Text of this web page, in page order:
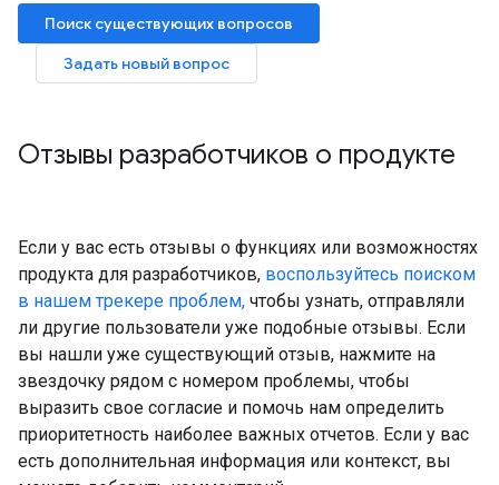
Поиск существующих вопросов
Задать новый вопрос
Отзывы разработчиков о продукте
Если у вас есть отзывы о функциях или возможностях
продукта для разработчиков, воспользуйтесь поиском
в нашем трекере проблем, чтобы узнать, отправляли
ли другие пользователи уже подобные отзывы. Если
вы нашли уже существующий отзыв, нажмите на
звездочку рядом с номером проблемы, чтобы
выразить свое согласие и помочь нам определить
приоритетность наиболее важных отчетов. Если у вас
есть дополнительная информация или контекст, вы